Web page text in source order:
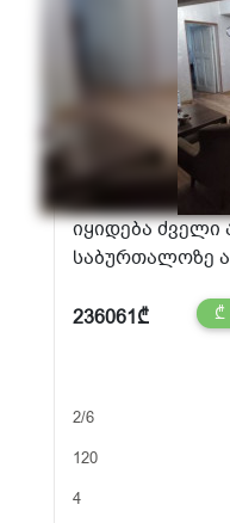
იყიდება ძველი
საბურთალოზე
236061₾ ₾
2/6
120
4